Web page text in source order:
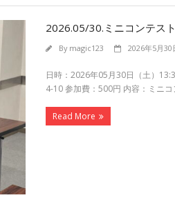
2026.05/30.ミニコンテスト
By magic123 2026年5月30
日時：2026年05月30日（土）
4-10 参加費：500円 内容：ミニ
Read More